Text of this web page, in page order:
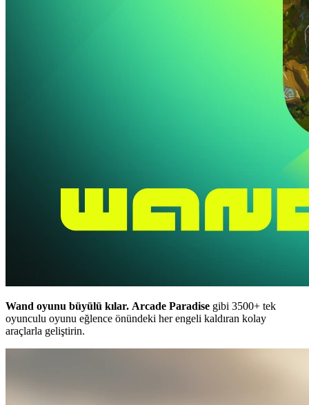
Wand oyunu büyülü kılar. Arcade Paradise gibi 3500+ tek
oyunculu oyunu eğlence önündeki her engeli kaldıran kolay
araçlarla geliştirin.